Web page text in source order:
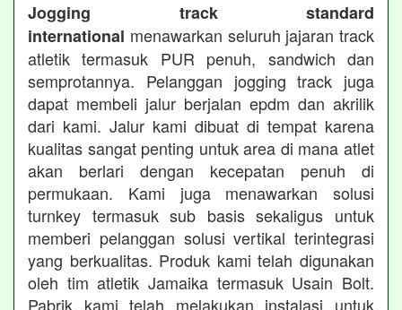
Jogging track standard
international menawarkan seluruh jajaran track
atletik termasuk PUR penuh, sandwich dan
semprotannya. Pelanggan jogging track juga
dapat membeli jalur berjalan epdm dan akrilik
dari kami. Jalur kami dibuat di tempat karena
kualitas sangat penting untuk area di mana atlet
akan berlari dengan kecepatan penuh di
permukaan. Kami juga menawarkan solusi
turnkey termasuk sub basis sekaligus untuk
memberi pelanggan solusi vertikal terintegrasi
yang berkualitas. Produk kami telah digunakan
oleh tim atletik Jamaika termasuk Usain Bolt.
Pabrik kami telah melakukan instalasi untuk